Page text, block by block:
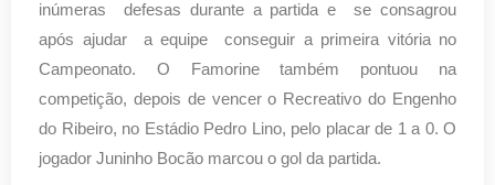
inúmeras defesas durante a partida e se consagrou
após ajudar a equipe conseguir a primeira vitória no
Campeonato. O Famorine também pontuou na
competição, depois de vencer o Recreativo do Engenho
do Ribeiro, no Estádio Pedro Lino, pelo placar de 1 a 0. O
jogador Juninho Bocão marcou o gol da partida.